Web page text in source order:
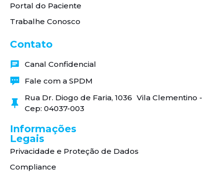
Portal do Paciente
Trabalhe Conosco
Contato
Canal Confidencial
Fale com a SPDM
Rua Dr. Diogo de Faria, 1036 Vila Clementino -
Cep: 04037-003
Informações
Legais
Privacidade e Proteção de Dados
Compliance